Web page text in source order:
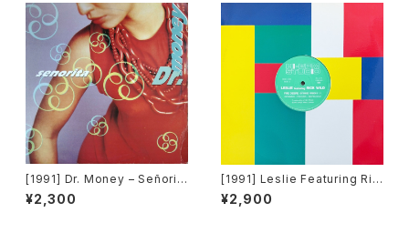
[1991] Dr. Money – Señorit
a [Time Records]
¥2,300
[1991] Leslie Featuring Ric
k Wild – Fire Desire [Hi-BP
M Studio][Avex Trax]
¥2,900